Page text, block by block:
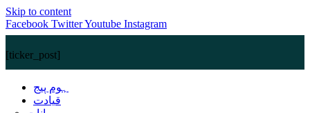
Skip to content
Facebook TwitterYoutube Instagram
[ticker_post]
ہوم پیج
قیادت